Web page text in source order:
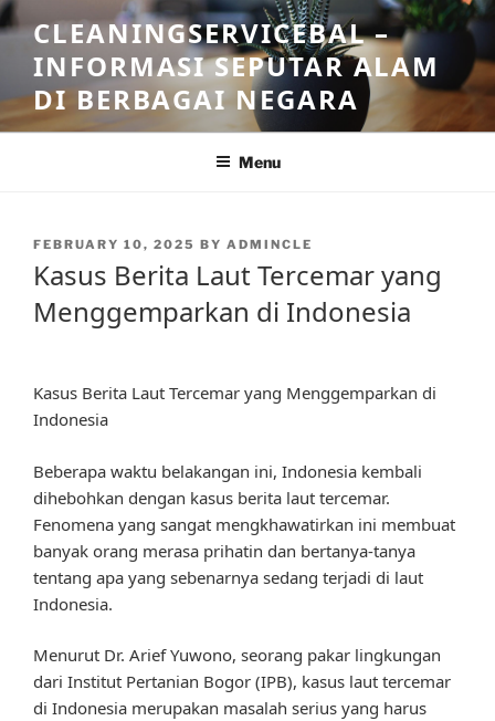
Skip
to
content
CLEANINGSERVICEBAL –
INFORMASI SEPUTAR ALAM
DI BERBAGAI NEGARA
Menu
POSTED
FEBRUARY 10, 2025 BY ADMINCLE
Kasus Berita Laut Tercemar yang
Menggemparkan di Indonesia
Kasus Berita Laut Tercemar yang Menggemparkan di
Indonesia
Beberapa waktu belakangan ini, Indonesia kembali
dihebohkan dengan kasus berita laut tercemar.
Fenomena yang sangat mengkhawatirkan ini membuat
banyak orang merasa prihatin dan bertanya-tanya
tentang apa yang sebenarnya sedang terjadi di laut
Indonesia.
Menurut Dr. Arief Yuwono, seorang pakar lingkungan
dari Institut Pertanian Bogor (IPB), kasus laut tercemar
di Indonesia merupakan masalah serius yang harus